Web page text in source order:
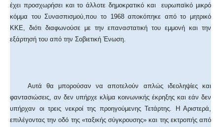
έχει προσχωρήσει και το άλλοτε δημοκρατικό και ευρωπαϊκό μικρό
κόμμα του Συνασπισμού,που το 1968 αποκόπηκε από το μητρικό
ΚΚΕ, διότι διαφωνούσε με την επαναστατική του εμμονή και την
εξάρτησή του από την Σοβιετική Ένωση.
Αυτά θα μπορούσαν να αποτελούν απλώς ιδεοληψίες και
φαντασιώσεις, αν δεν υπήρχε κλίμα κοινωνικής έκρηξης και εάν δεν
υπήρχαν οι τρεις νεκροί της προηγούμενης Τετάρτης. Η Αριστερά,
επιλέγοντας την οδό της «ταξικής σύγκρουσης» και της εκτροπής από